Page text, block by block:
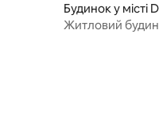
Будинок у місті
Житловий